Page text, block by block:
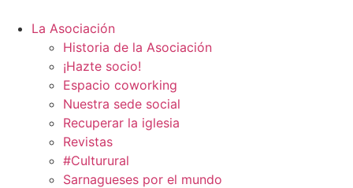
contenido
La Asociación
Historia de la Asociación
¡Hazte socio!
Espacio coworking
Nuestra sede social
Recuperar la iglesia
Revistas
#Culturural
Sarnagueses por el mundo